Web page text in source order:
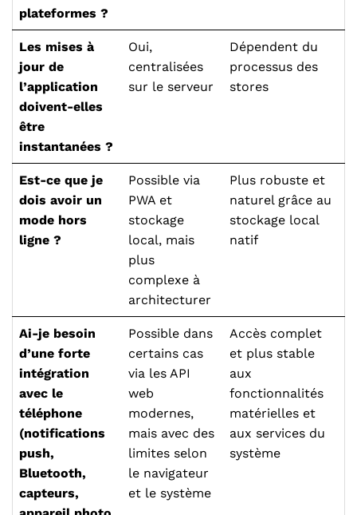
plateformes ?
Les mises à
jour de
l’application
doivent-elles
être
instantanées ?
Oui,
centralisées
sur le serveur
Dépendent du
processus des
stores
Est-ce que je
dois avoir un
mode hors
ligne ?
Possible via
PWA et
stockage
local, mais
plus
complexe à
architecturer
Plus robuste et
naturel grâce au
stockage local
natif
Ai-je besoin
d’une forte
intégration
avec le
téléphone
(notifications
push,
Bluetooth,
capteurs,
Possible dans
certains cas
via les API
web
modernes,
mais avec des
limites selon
le navigateur
et le système
Accès complet
et plus stable
aux
fonctionnalités
matérielles et
aux services du
système